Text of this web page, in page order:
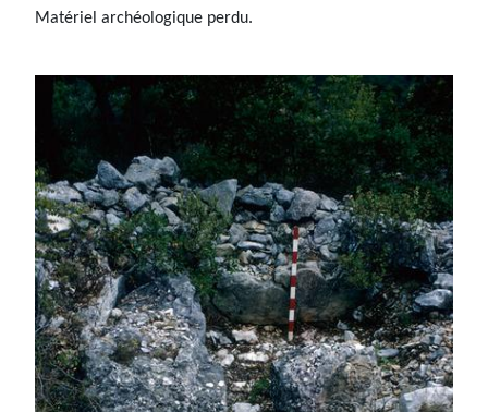
Matériel archéologique perdu.